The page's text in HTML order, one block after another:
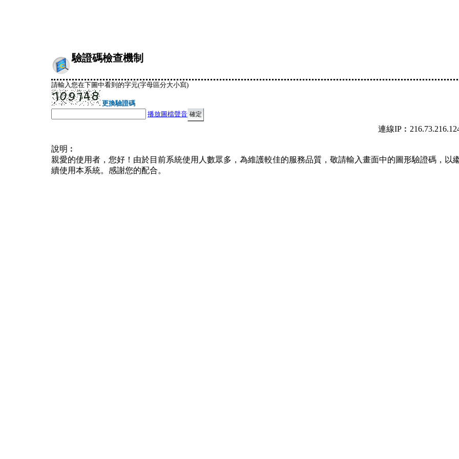
驗證碼檢查機制
請輸入您在下圖中看到的字元(字母區分大小寫)
更換驗證碼
播放圖檔聲音
連線
說明︰
親愛的使用者，您好！由於目前系統使用人數眾多，為維護較佳的服務品質，敬請輸入畫面中的圖形驗證碼，以
續使用本系統。感謝您的配合。